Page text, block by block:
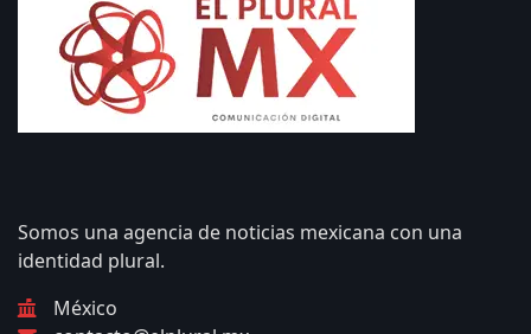
Somos una agencia de noticias mexicana con una
identidad plural.
México